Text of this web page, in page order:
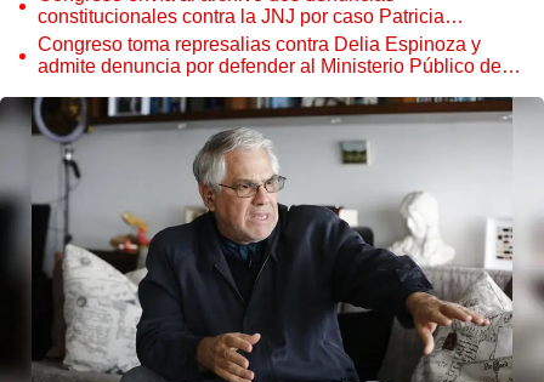
constitucionales contra la JNJ por caso Patricia
Benavides
Congreso toma represalias contra Delia Espinoza y
admite denuncia por defender al Ministerio Público de